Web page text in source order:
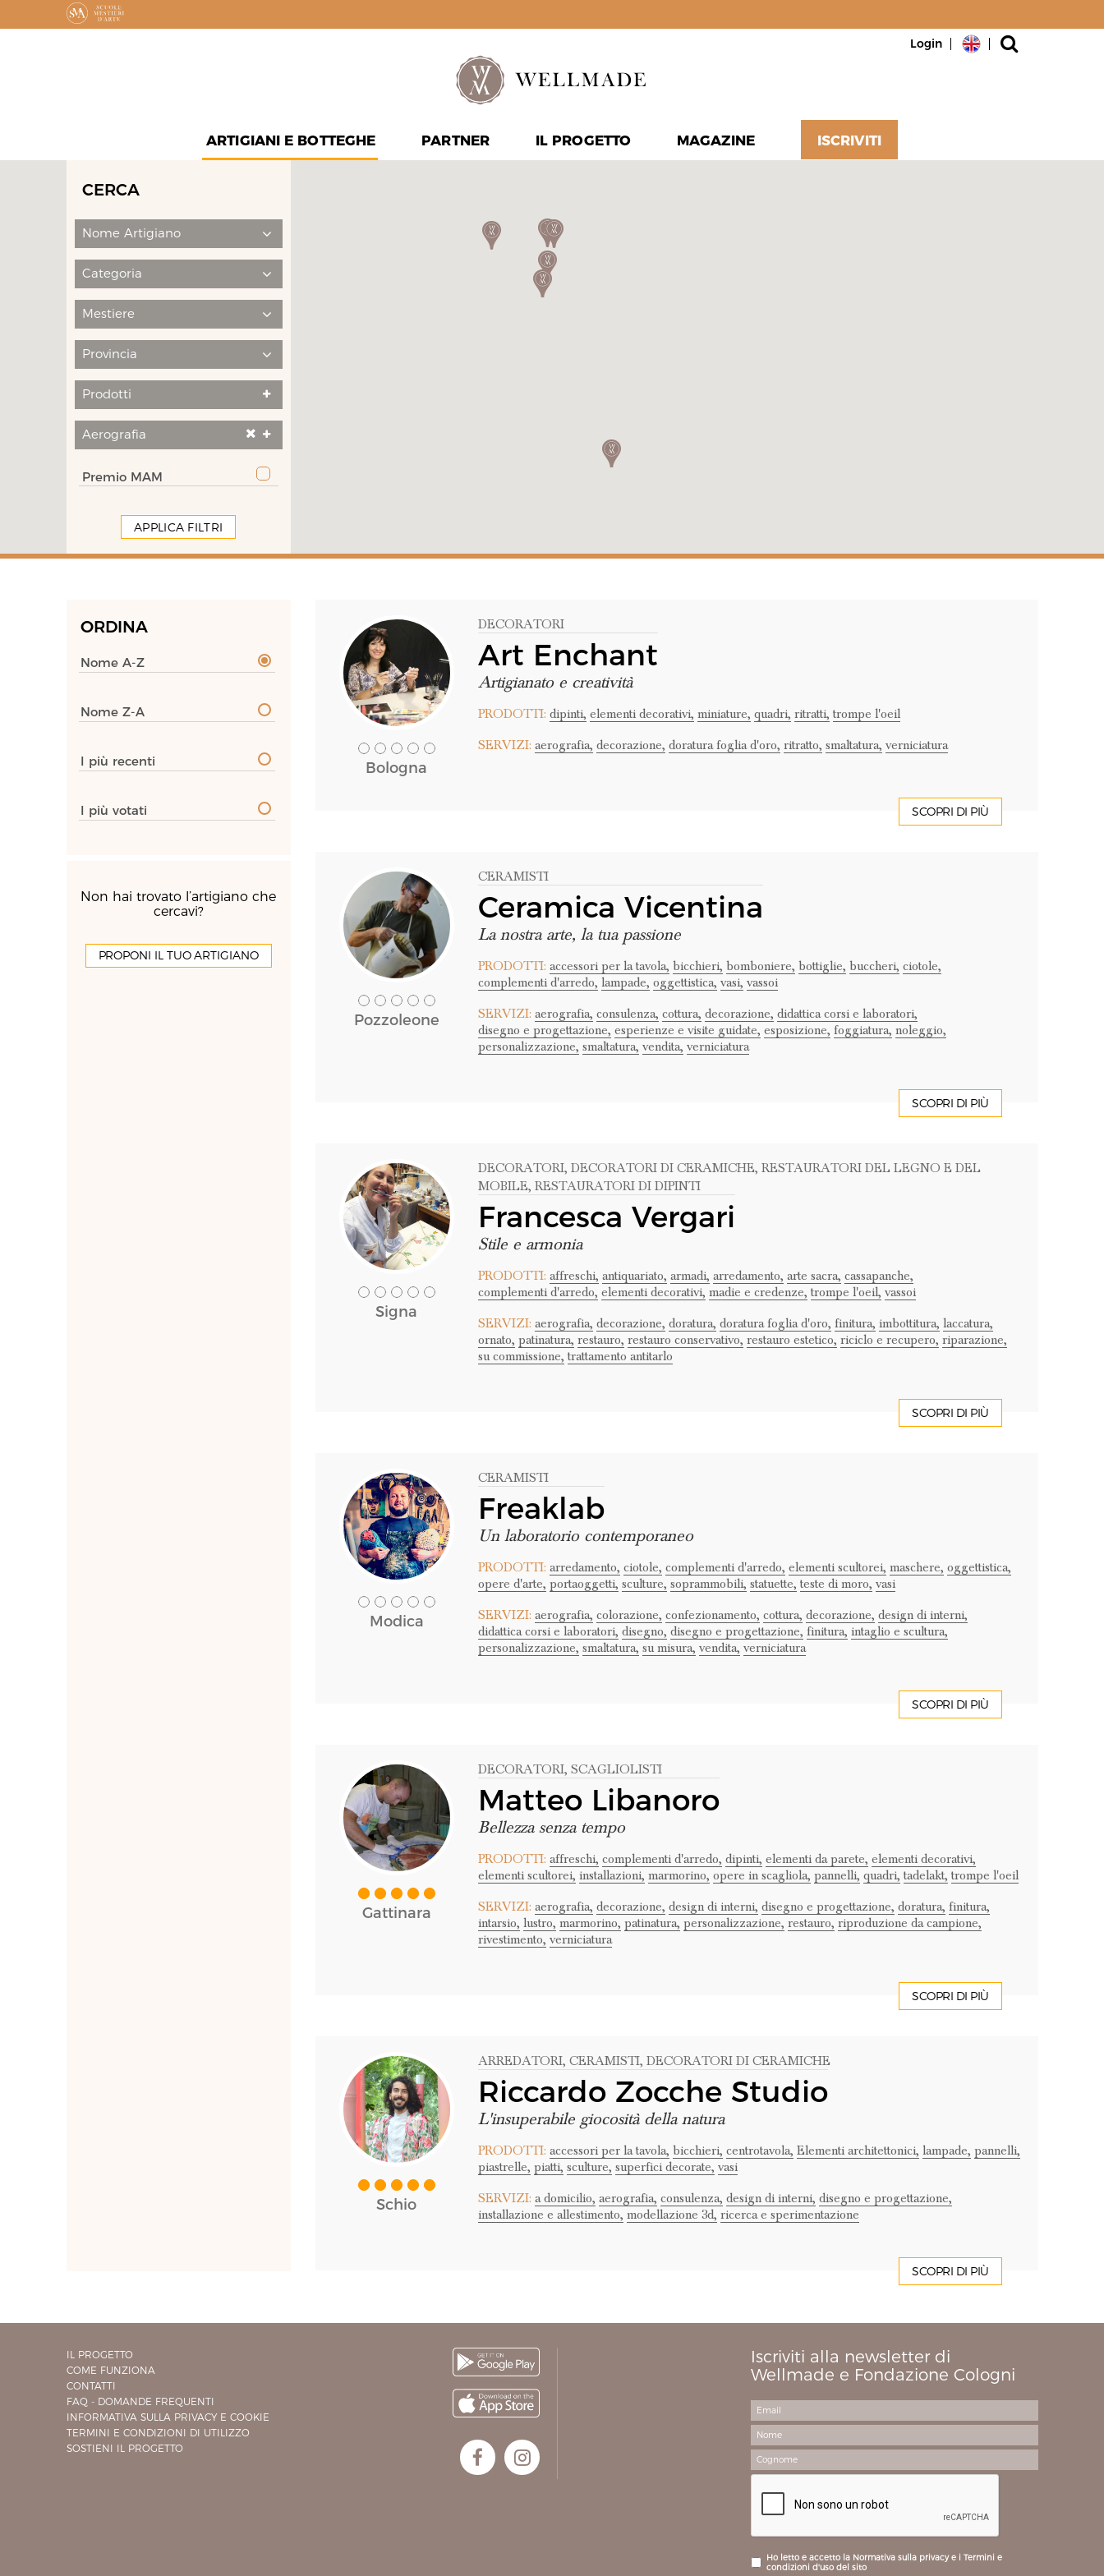
Login
ARTIGIANI E BOTTEGHE PARTNER IL PROGETTO MAGAZINE ISCRIVITI
CERCA
Nome Artigiano
Categoria
Mestiere
Provincia
Prodotti
Aerografia
Premio MAM
APPLICA FILTRI
ORDINA
Nome A-Z
Nome Z-A
I più recenti
I più votati
Non hai trovato l’artigiano che
cercavi?
PROPONI IL TUO ARTIGIANO
Bologna
DECORATORI
Art Enchant
Artigianato e creatività
PRODOTTI: dipinti, elementi decorativi, miniature, quadri, ritratti, trompe l'oeil
SERVIZI: aerografia, decorazione, doratura foglia d'oro, ritratto, smaltatura, verniciatura
SCOPRI DI PIÙ
Pozzoleone
CERAMISTI
Ceramica Vicentina
La nostra arte, la tua passione
PRODOTTI: accessori per la tavola, bicchieri, bomboniere, bottiglie, buccheri, ciotole,
complementi d'arredo, lampade, oggettistica, vasi, vassoi
SERVIZI: aerografia, consulenza, cottura, decorazione, didattica corsi e laboratori,
disegno e progettazione, esperienze e visite guidate, esposizione, foggiatura, noleggio,
personalizzazione, smaltatura, vendita, verniciatura
SCOPRI DI PIÙ
Signa
DECORATORI, DECORATORI DI CERAMICHE, RESTAURATORI DEL LEGNO E DEL
MOBILE, RESTAURATORI DI DIPINTI
Francesca Vergari
Stile e armonia
PRODOTTI: affreschi, antiquariato, armadi, arredamento, arte sacra, cassapanche,
complementi d'arredo, elementi decorativi, madie e credenze, trompe l'oeil, vassoi
SERVIZI: aerografia, decorazione, doratura, doratura foglia d'oro, finitura, imbottitura, laccatura,
ornato, patinatura, restauro, restauro conservativo, restauro estetico, riciclo e recupero, riparazione,
su commissione, trattamento antitarlo
SCOPRI DI PIÙ
Modica
CERAMISTI
Freaklab
Un laboratorio contemporaneo
PRODOTTI: arredamento, ciotole, complementi d'arredo, elementi scultorei, maschere, oggettistica,
opere d'arte, portaoggetti, sculture, soprammobili, statuette, teste di moro, vasi
SERVIZI: aerografia, colorazione, confezionamento, cottura, decorazione, design di interni,
didattica corsi e laboratori, disegno, disegno e progettazione, finitura, intaglio e scultura,
personalizzazione, smaltatura, su misura, vendita, verniciatura
SCOPRI DI PIÙ
Gattinara
DECORATORI, SCAGLIOLISTI
Matteo Libanoro
Bellezza senza tempo
PRODOTTI: affreschi, complementi d'arredo, dipinti, elementi da parete, elementi decorativi,
elementi scultorei, installazioni, marmorino, opere in scagliola, pannelli, quadri, tadelakt, trompe l'oeil
SERVIZI: aerografia, decorazione, design di interni, disegno e progettazione, doratura, finitura,
intarsio, lustro, marmorino, patinatura, personalizzazione, restauro, riproduzione da campione,
rivestimento, verniciatura
SCOPRI DI PIÙ
Schio
ARREDATORI, CERAMISTI, DECORATORI DI CERAMICHE
Riccardo Zocche Studio
L'insuperabile giocosità della natura
PRODOTTI: accessori per la tavola, bicchieri, centrotavola, Elementi architettonici, lampade, pannelli,
piastrelle, piatti, sculture, superfici decorate, vasi
SERVIZI: a domicilio, aerografia, consulenza, design di interni, disegno e progettazione,
installazione e allestimento, modellazione 3d, ricerca e sperimentazione
SCOPRI DI PIÙ
IL PROGETTO
COME FUNZIONA
CONTATTI
FAQ - DOMANDE FREQUENTI
INFORMATIVA SULLA PRIVACY E COOKIE
TERMINI E CONDIZIONI DI UTILIZZO
SOSTIENI IL PROGETTO
Iscriviti alla newsletter di
Wellmade e Fondazione Cologni
Ho letto e accetto la Normativa sulla privacy e i Termini e
condizioni d'uso del sito